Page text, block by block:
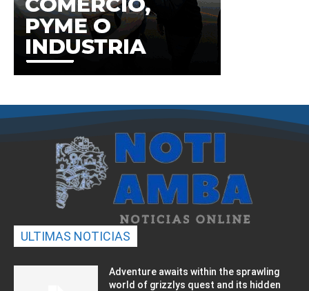
ULTIMAS NOTICIAS
Adventure awaits within the sprawling
world of grizzlys quest and its hidden